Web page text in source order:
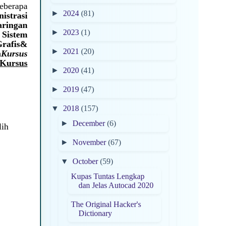
Kursus
Kursus
► 2024 (81)
► 2023 (1)
► 2021 (20)
► 2020 (41)
► 2019 (47)
▼ 2018 (157)
►December(6)
►November(67)
▼October(59)
Kupas Tuntas Lengkap
dan Jelas Autocad 2020
The Original Hacker's
Dictionary